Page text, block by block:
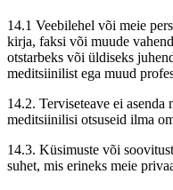
14.1 Veebilehel või meie
kirja, faksi või muude
otstarbeks või üldiseks
meditsiinilist ega muud
14.2. Terviseteave ei
meditsiinilisi otsuseid ilma
14.3. Küsimuste või
suhet, mis erineks meie